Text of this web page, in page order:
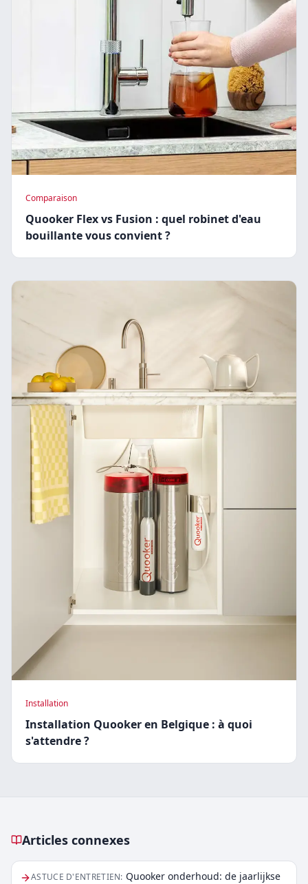
Comparaison
Quooker Flex vs Fusion : quel robinet d'eau
bouillante vous convient ?
Installation
Installation Quooker en Belgique : à quoi
s'attendre ?
Articles connexes
Articles connexes
ASTUCE D'ENTRETIEN: Quooker onderhoud: de jaarlijkse